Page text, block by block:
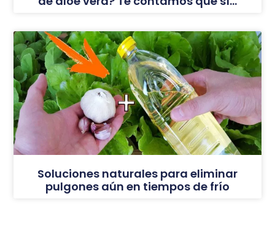
Soluciones naturales para eliminar
pulgones aún en tiempos de frío